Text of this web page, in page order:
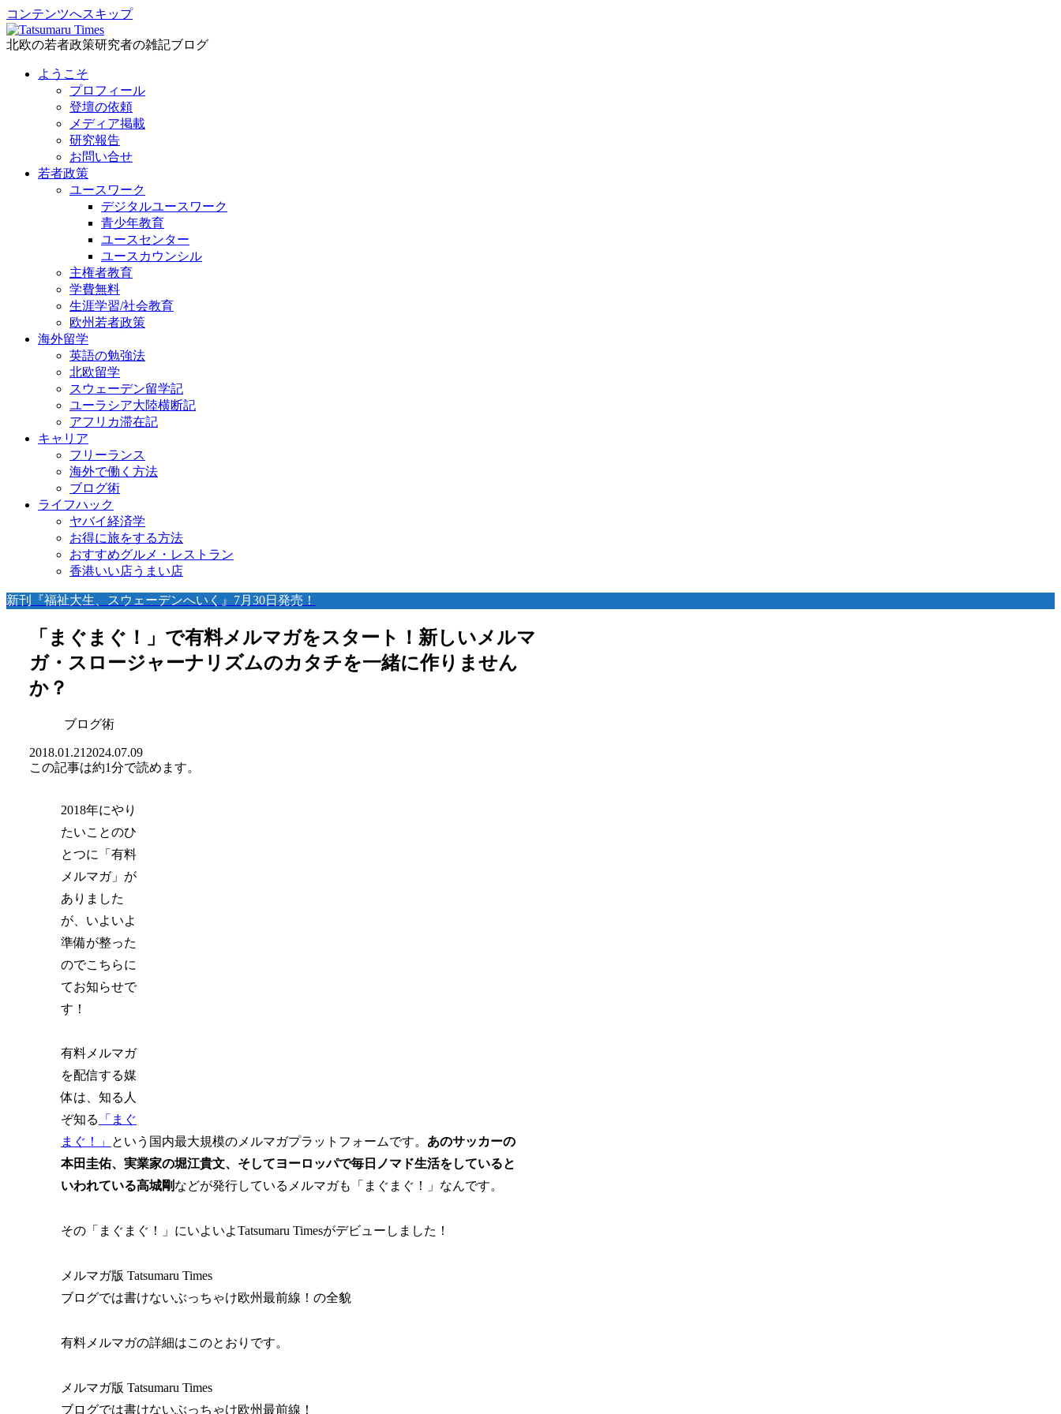
コンテンツへスキップ
北欧の若者政策研究者の雑記ブログ
ようこそ
プロフィール
登壇の依頼
メディア掲載
研究報告
お問い合せ
若者政策
ユースワーク
デジタルユースワーク
青少年教育
ユースセンター
ユースカウンシル
主権者教育
学費無料
生涯学習/社会教育
欧州若者政策
海外留学
英語の勉強法
北欧留学
スウェーデン留学記
ユーラシア大陸横断記
アフリカ滞在記
キャリア
フリーランス
海外で働く方法
ブログ術
ライフハック
ヤバイ経済学
お得に旅をする方法
おすすめグルメ・レストラン
香港いい店うまい店
新刊『福祉大生、スウェーデンへいく』7月30日発売！
「まぐまぐ！」で有料メルマガをスタート！新しいメルマ
ガ・スロージャーナリズムのカタチを一緒に作りません
か？
ブログ術
2018.01.21 2024.07.09
この記事は約1分で読めます。
2018年にやり
たいことのひ
とつに「有料
メルマガ」が
ありました
が、いよいよ
準備が整った
のでこちらに
てお知らせで
す！
有料メルマガ
を配信する媒
体は、知る人
ぞ知る
「まぐ
まぐ！」
という国内最大規模のメルマガプラットフォームです。 あのサッカーの
本田圭佑、実業家の堀江貴文、そしてヨーロッパで毎日ノマド生活をしていると
いわれている高城剛などが発行しているメルマガも「まぐまぐ！」なんです。
その「まぐまぐ！」にいよいよTatsumaru Timesがデビューしました！
メルマガ版 Tatsumaru Times
ブログでは書けないぶっちゃけ欧州最前線！の全貌
有料メルマガの詳細はこのとおりです。
メルマガ版 Tatsumaru Times
ブログでは書けないぶっちゃけ欧州最前線！